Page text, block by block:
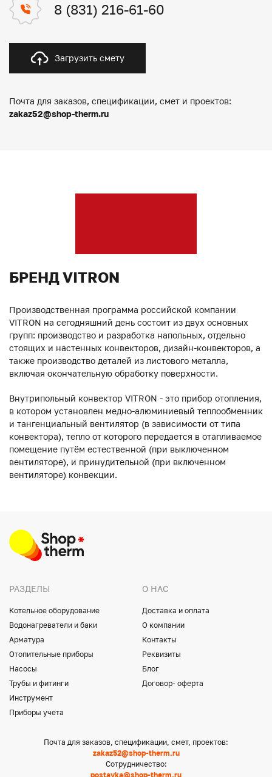
8 (831) 216-61-60
Загрузить смету
Почта для заказов, спецификации, смет и проектов:
zakaz52@shop-therm.ru
БРЕНД VITRON
Производственная программа российской компании
VITRON на сегодняшний день состоит из двух основных
групп: производство и разработка напольных, отдельно
стоящих и настенных конвекторов, дизайн-конвекторов, а
также производство деталей из листового металла,
включая окончательную обработку поверхности.
Внутрипольный конвектор VITRON - это прибор отопления,
в котором установлен медно-алюминиевый теплообменник
и тангенциальный вентилятор (в зависимости от типа
конвектора), тепло от которого передается в отапливаемое
помещение путём естественной (при выключенном
вентиляторе), и принудительной (при включенном
вентиляторе) конвекции.
РАЗДЕЛЫ
Котельное оборудование
Водонагреватели и баки
Арматура
Отопительные приборы
Насосы
Трубы и фитинги
Инструмент
Приборы учета
О НАС
Доставка и оплата
О компании
Контакты
Реквизиты
Блог
Договор- оферта
Почта для заказов, спецификации, смет, проектов:
zakaz52@shop-therm.ru
Сотрудничество:
postavka@shop-therm.ru